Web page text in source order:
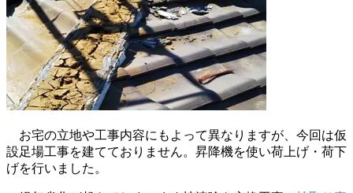
お宅の立地や工事内容にもよって異なりますが、今回は仮
設足場工事を建てておりません。昇降機を使い荷上げ・荷下
げを行いました。